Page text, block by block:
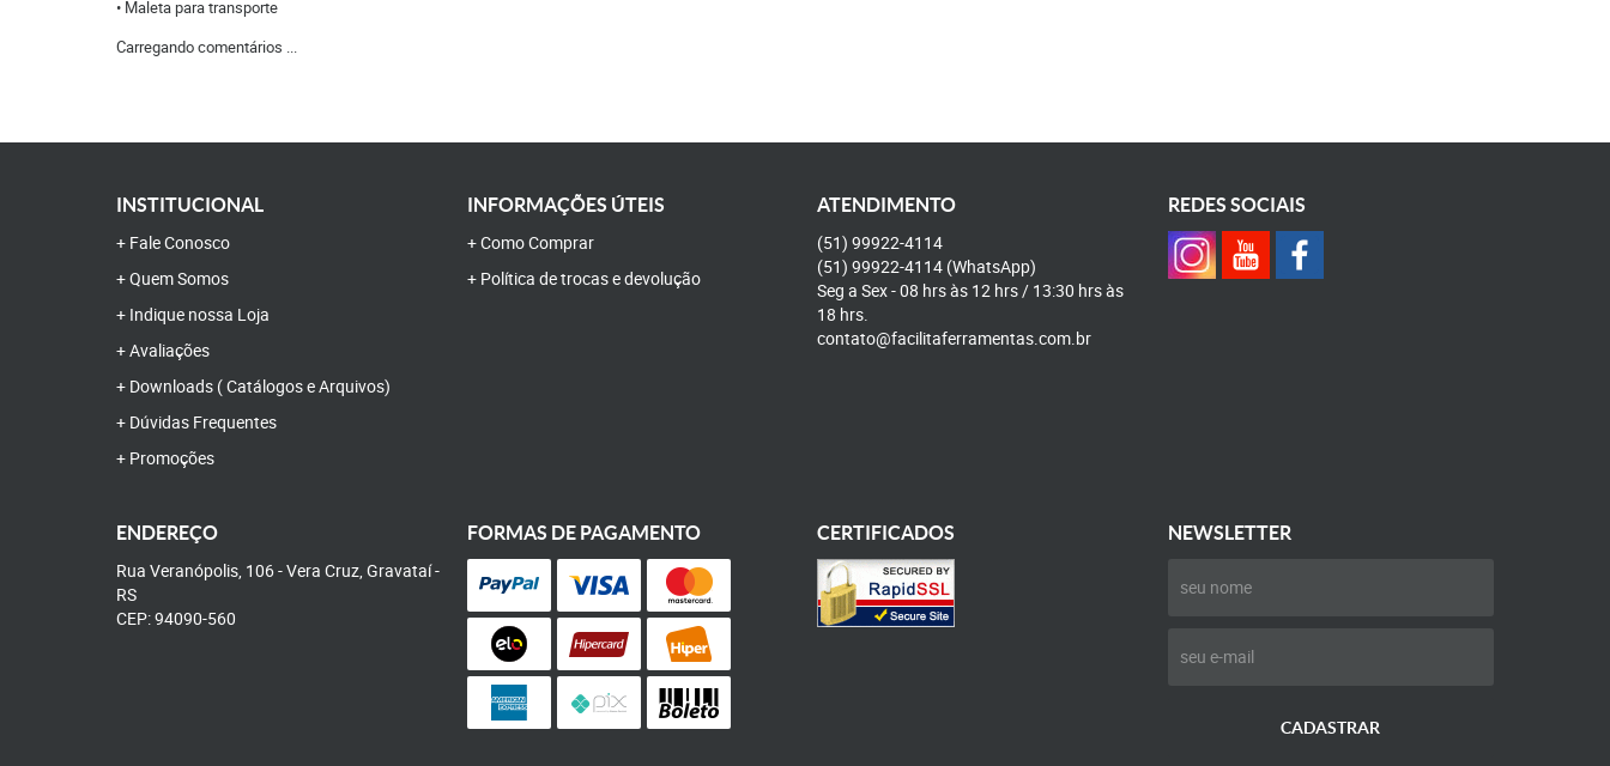
• Maleta para transporte
Carregando comentários ...
INSTITUCIONAL
Fale Conosco
Quem Somos
Indique nossa Loja
Avaliações
Downloads ( Catálogos e Arquivos)
Dúvidas Frequentes
Promoções
INFORMAÇÕES ÚTEIS
Como Comprar
Política de trocas e devolução
ATENDIMENTO
(51) 99922-4114
(51) 99922-4114 (WhatsApp)
Seg a Sex - 08 hrs às 12 hrs / 13:30 hrs às
18 hrs.
contato@facilitaferramentas.com.br
REDES SOCIAIS
ENDEREÇO
Rua Veranópolis, 106-Vera Cruz, Gravataí-
RS
CEP: 94090-560
FORMAS DE PAGAMENTO CERTIFICADOS NEWSLETTER
CADASTRAR